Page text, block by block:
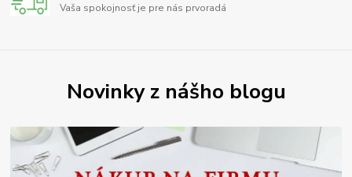
Vaša spokojnosť je pre nás prvoradá
Novinky z nášho blogu